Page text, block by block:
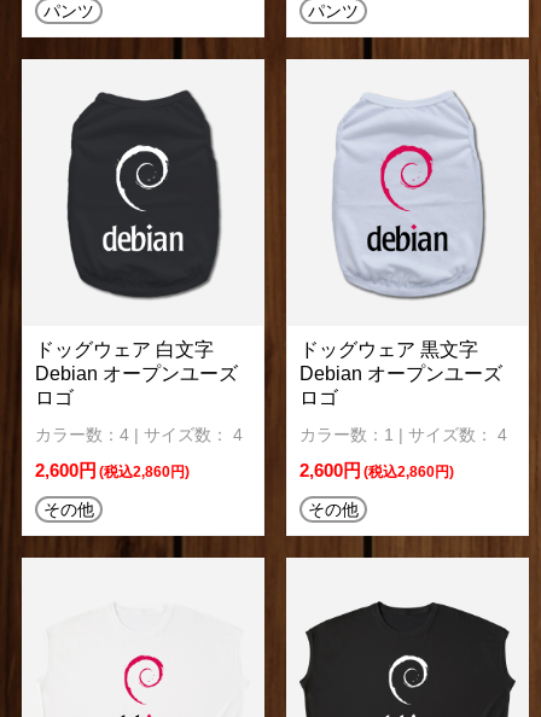
パンツ パンツ
ドッグウェア 白文字
Debian オープンユーズ
ロゴ
カラー数：4 | サイズ数： 4
2,600円 (税込2,860円)
その他
ドッグウェア 黒文字
Debian オープンユーズ
ロゴ
カラー数：1 | サイズ数： 4
2,600円 (税込2,860円)
その他